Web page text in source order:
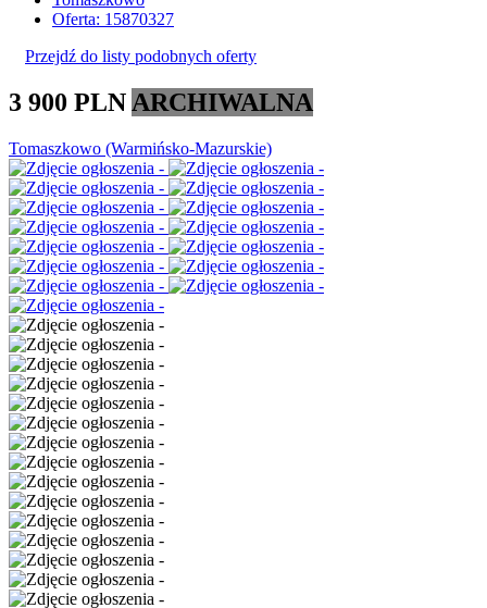
Oferta: 15870327
Przejdź do listy podobnych oferty
3 900 PLN ARCHIWALNA
Tomaszkowo (Warmińsko-Mazurskie)